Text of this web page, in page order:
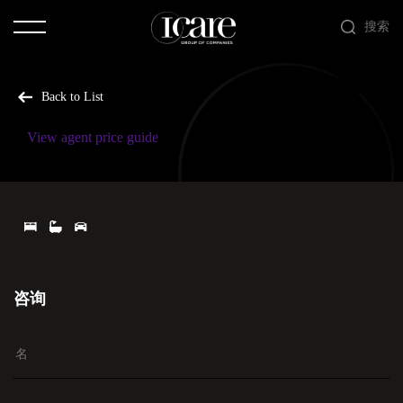
搜索
Back to List
View agent price guide
咨询